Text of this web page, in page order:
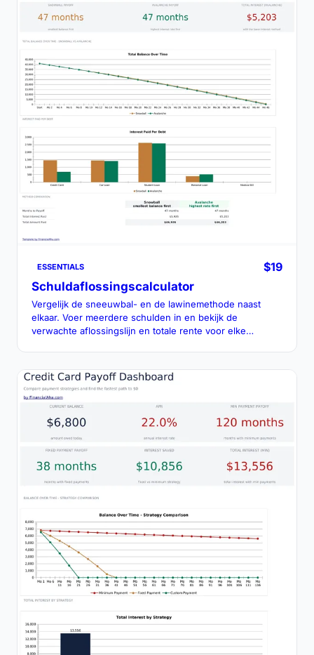
ESSENTIALS
$19
Schuldaflossingscalculator
Vergelijk de sneeuwbal- en de lawinemethode naast
elkaar. Voer meerdere schulden in en bekijk de
verwachte aflossingslijn en totale rente voor elke